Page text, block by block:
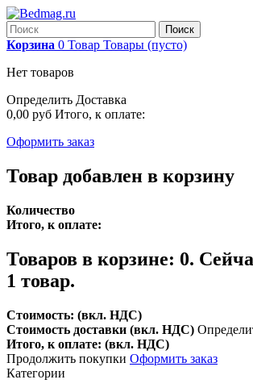
Поиск
Корзина 0 Товар Товары (пусто)
Нет товаров
Определить Доставка
0,00 руб Итого, к оплате:
Оформить заказ
Товар добавлен в корзину
Количество
Итого, к оплате:
Товаров в корзине: 0.
1 товар.
Стоимость: (вкл. НДС)
Стоимость доставки (вкл. НДС)
Итого, к оплате: (вкл. НДС)
Продолжить покупки Оформить заказ
Категории